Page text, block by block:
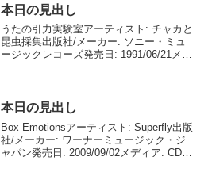
と、ほとんど身動きする機会が...
本日の見出し
うたの引力実験室アーティスト: チャカと
昆虫採集出版社/メーカー: ソニー・ミュ
ージックレコーズ発売日: 1991/06/21メデ
本日の見出し
Box Emotionsアーティスト: Superfly出版
社/メーカー: ワーナーミュージック・ジ
ャパン発売日: 2009/09/02メディア: CD購